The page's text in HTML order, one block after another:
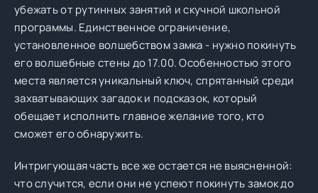
убежать от рутинных занятий и скучной школьной
программы. Единственное ограничение,
установленное волшебством замка - нужно покинуть
его волшебные стены до 17.00. Особенностью этого
места является уникальный ключ, спрятанный среди
захватывающих загадок и подсказок, который
обещает исполнить главное желание того, кто
сможет его обнаружить.
Интригующая часть все же остается не выясненной:
что случится, если они не успеют покинуть замок до